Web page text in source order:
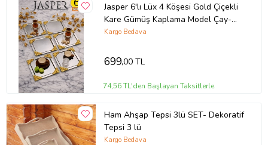
Jasper 6'lı Lüx 4 Köşesi Gold Çiçekli
Kare Gümüş Kaplama Model Çay-
Kahve İkram Servis Sunum Tepsisi
Kargo Bedava
699,00 TL
74,56 TL'den Başlayan Taksitlerle
Ham Ahşap Tepsi 3lü SET- Dekoratif
Tepsi 3 lü
Kargo Bedava